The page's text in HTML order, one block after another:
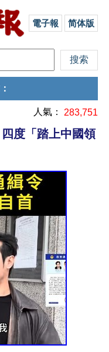
電子報 简体版
：
人氣： 283,751
度「踏上中國領